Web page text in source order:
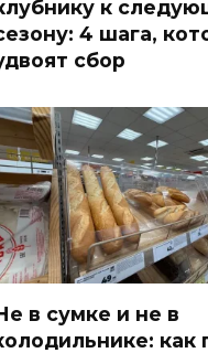
к
4 шага,
сбор
в сумке и не в
как